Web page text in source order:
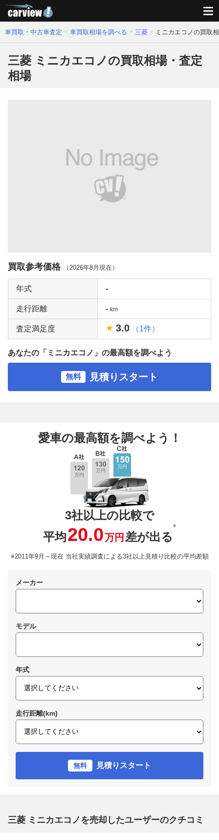
車買取・中古車査定 車買取相場を調べる 三菱 ミニカエコノの買取
三菱 ミニカエコノの買取相場・査定
相場
買取参考価格 （2026年8月 現在）
年式 -
走行距離 - km
査定満足度 3.0 （1件）
あなたの「ミニカエコノ」の最高額を調べよう
無料 見積りスタート
愛車の最高額を調べよう！
3社以上の比較で
平均20.0万円 差が出る
※
※2011年9月～現在 当社実績調査による3社以上見積り比較の平均差額
メーカー
モデル
年式
走行距離(km)
無料 見積りスタート
三菱 ミニカエコノを売却したユーザーのクチコミ